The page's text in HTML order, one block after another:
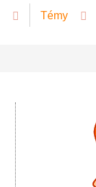
Témy